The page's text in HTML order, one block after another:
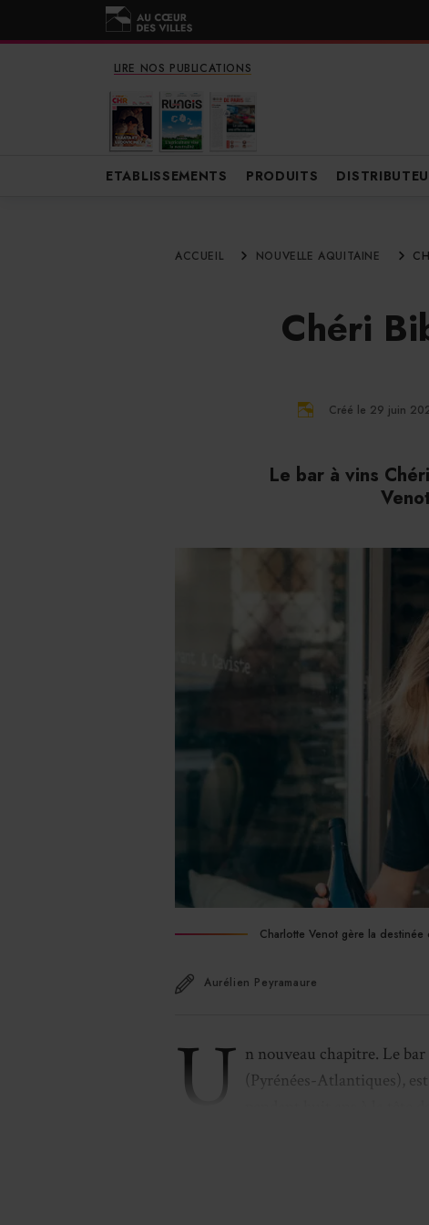
LIRE NOS PUBLICATIONS
ETABLISSEMENTS PRODUITS
ACCUEIL NOUVELLE AQUITAINE
Chéri
Créé le 29 juin
Le bar à vins
Charlotte Venot gère la
Aurélien Peyramaure
U n nouveau chapitre. Le
(Pyrénées-Atlantiques),
Vandromme, propriétaire de La